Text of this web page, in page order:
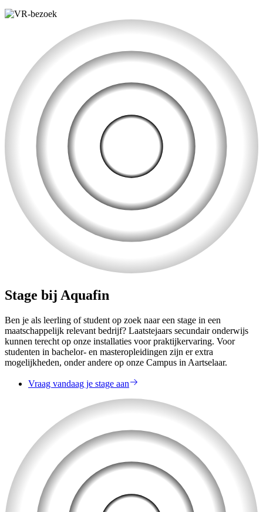
Stage bij Aquafin
Ben je als leerling of student op zoek naar een stage in een
maatschappelijk relevant bedrijf? Laatstejaars secundair onderwijs
kunnen terecht op onze installaties voor praktijkervaring. Voor
studenten in bachelor- en masteropleidingen zijn er extra
mogelijkheden, onder andere op onze Campus in Aartselaar.
Vraag vandaag je stage aan